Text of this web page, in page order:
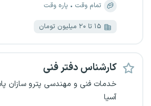
تمام وقت
پاره وقت
۱۵ تا ۲۰ میلیون تومان
کارشناس دفتر فنی
خدمات فنی و مهندسی پترو سازان
آسیا